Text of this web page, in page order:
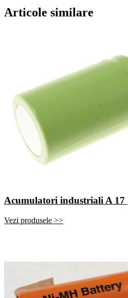
Articole similare
Acumulatori industriali A 17
Vezi produsele >>